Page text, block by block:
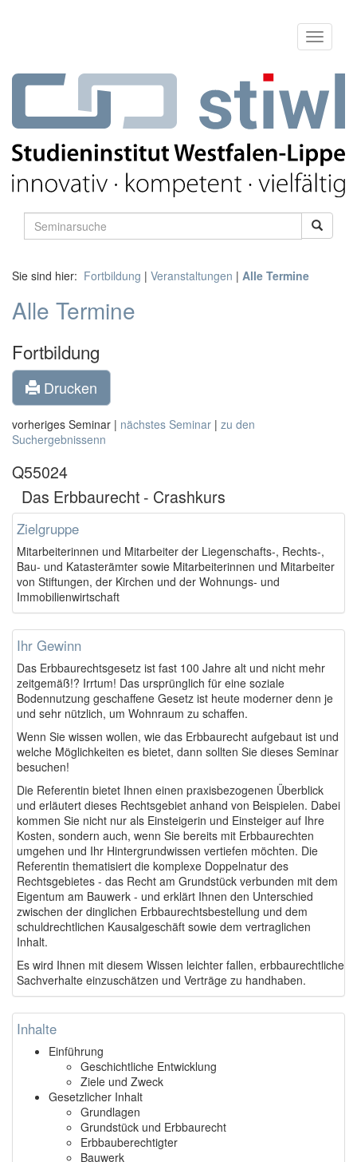
Sie sind hier: Fortbildung | Veranstaltungen | Alle Termine
Alle Termine
Fortbildung
Drucken
vorheriges Seminar | nächstes Seminar | zu den
Suchergebnissenn
Q55024
Das Erbbaurecht - Crashkurs
Zielgruppe
Mitarbeiterinnen und Mitarbeiter der Liegenschafts-, Rechts-,
Bau- und Katasterämter sowie Mitarbeiterinnen und Mitarbeiter
von Stiftungen, der Kirchen und der Wohnungs- und
Immobilienwirtschaft
Ihr Gewinn
Das Erbbaurechtsgesetz ist fast 100 Jahre alt und nicht mehr
zeitgemäß!? Irrtum! Das ursprünglich für eine soziale
Bodennutzung geschaffene Gesetz ist heute moderner denn je
und sehr nützlich, um Wohnraum zu schaffen.
Wenn Sie wissen wollen, wie das Erbbaurecht aufgebaut ist und
welche Möglichkeiten es bietet, dann sollten Sie dieses Seminar
besuchen!
Die Referentin bietet Ihnen einen praxisbezogenen Überblick
und erläutert dieses Rechtsgebiet anhand von Beispielen. Dabei
kommen Sie nicht nur als Einsteigerin und Einsteiger auf Ihre
Kosten, sondern auch, wenn Sie bereits mit Erbbaurechten
umgehen und Ihr Hintergrundwissen vertiefen möchten. Die
Referentin thematisiert die komplexe Doppelnatur des
Rechtsgebietes - das Recht am Grundstück verbunden mit dem
Eigentum am Bauwerk - und erklärt Ihnen den Unterschied
zwischen der dinglichen Erbbaurechtsbestellung und dem
schuldrechtlichen Kausalgeschäft sowie dem vertraglichen
Inhalt.
Es wird Ihnen mit diesem Wissen leichter fallen, erbbaurechtliche
Sachverhalte einzuschätzen und Verträge zu handhaben.
Inhalte
Einführung
Geschichtliche Entwicklung
Ziele und Zweck
Gesetzlicher Inhalt
Grundlagen
Grundstück und Erbbaurecht
Erbbauberechtigter
Bauwerk